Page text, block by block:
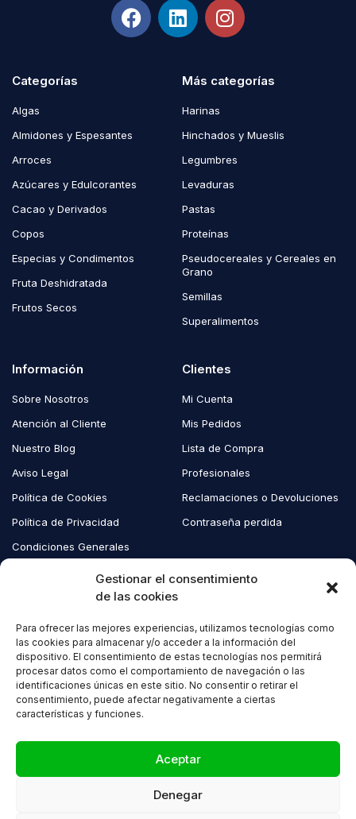
Gestionar el consentimiento
de las cookies
Para ofrecer las mejores experiencias, utilizamos tecnologías como
las cookies para almacenar y/o acceder a la información del
dispositivo. El consentimiento de estas tecnologías nos permitirá
procesar datos como el comportamiento de navegación o las
identificaciones únicas en este sitio. No consentir o retirar el
consentimiento, puede afectar negativamente a ciertas
características y funciones.
Aceptar
Denegar
Categorías
Algas
Almidones y Espesantes
Arroces
Azúcares y Edulcorantes
Cacao y Derivados
Copos
Especias y Condimentos
Fruta Deshidratada
Frutos Secos
Más categorías
Harinas
Hinchados y Mueslis
Legumbres
Levaduras
Pastas
Proteínas
Pseudocereales y Cereales en
Grano
Semillas
Superalimentos
Información
Sobre Nosotros
Atención al Cliente
Nuestro Blog
Aviso Legal
Política de Cookies
Política de Privacidad
Condiciones Generales
Clientes
Mi Cuenta
Mis Pedidos
Lista de Compra
Profesionales
Reclamaciones o Devoluciones
Contraseña perdida
Copyright © 2023 EcoAndes. Todos los derechos reservados.
Compare (0)
Compare